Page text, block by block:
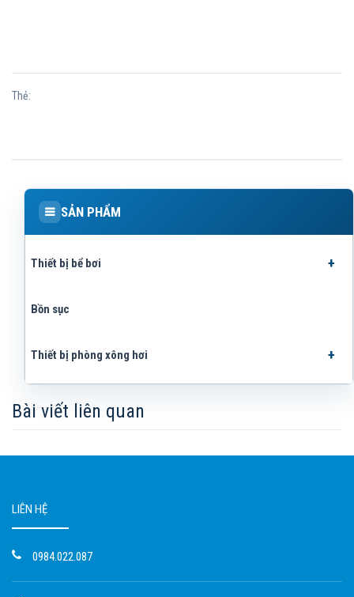
Thẻ:
SẢN PHẨM
Thiết bị bể bơi
Bồn sục
Thiết bị phòng xông hơi
Bài viết liên quan
LIÊN HỆ
0984.022.087